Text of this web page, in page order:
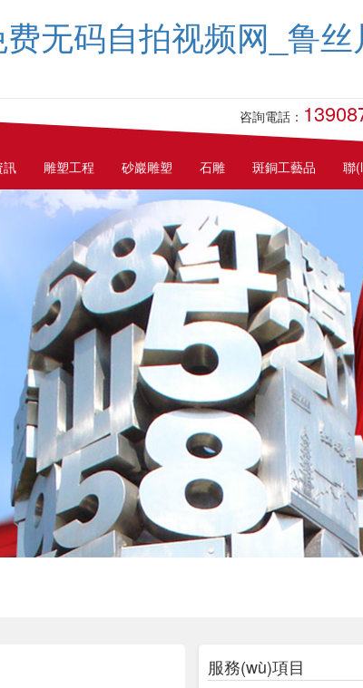
无码自拍视频网_鲁
咨詢電話：
訊 雕塑工程 砂巖雕塑 石雕 斑銅工藝品 聯
服務(wù)項目